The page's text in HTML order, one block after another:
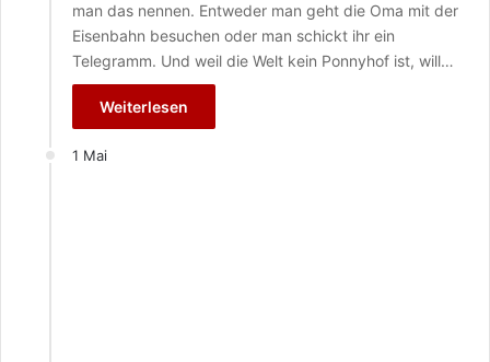
man das nennen. Entweder man geht die Oma mit der
Eisenbahn besuchen oder man schickt ihr ein
Telegramm. Und weil die Welt kein Ponnyhof ist, will…
Weiterlesen
1 Mai